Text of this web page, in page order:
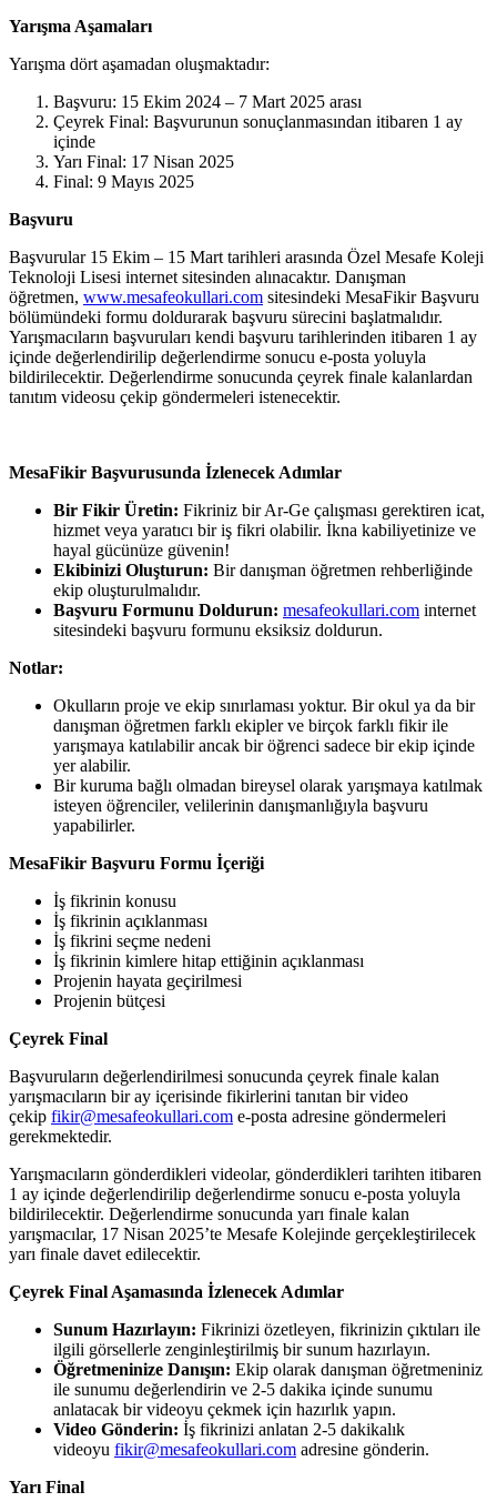
Yarışma Aşamaları
Yarışma dört aşamadan oluşmaktadır:
Başvuru: 15 Ekim 2024 – 7 Mart 2025 arası
Çeyrek Final: Başvurunun sonuçlanmasından itibaren 1 ay
içinde
Yarı Final: 17 Nisan 2025
Final: 9 Mayıs 2025
Başvuru
Başvurular 15 Ekim – 15 Mart tarihleri arasında Özel Mesafe Koleji
Teknoloji Lisesi internet sitesinden alınacaktır. Danışman
öğretmen, www.mesafeokullari.com sitesindeki MesaFikir Başvuru
bölümündeki formu doldurarak başvuru sürecini başlatmalıdır.
Yarışmacıların başvuruları kendi başvuru tarihlerinden itibaren 1 ay
içinde değerlendirilip değerlendirme sonucu e-posta yoluyla
bildirilecektir. Değerlendirme sonucunda çeyrek finale kalanlardan
tanıtım videosu çekip göndermeleri istenecektir.
MesaFikir Başvurusunda İzlenecek Adımlar
Bir Fikir Üretin: Fikriniz bir Ar-Ge çalışması gerektiren icat,
hizmet veya yaratıcı bir iş fikri olabilir. İkna kabiliyetinize ve
hayal gücünüze güvenin!
Ekibinizi Oluşturun: Bir danışman öğretmen rehberliğinde
ekip oluşturulmalıdır.
Başvuru Formunu Doldurun: mesafeokullari.com internet
sitesindeki başvuru formunu eksiksiz doldurun.
Notlar:
Okulların proje ve ekip sınırlaması yoktur. Bir okul ya da bir
danışman öğretmen farklı ekipler ve birçok farklı fikir ile
yarışmaya katılabilir ancak bir öğrenci sadece bir ekip içinde
yer alabilir.
Bir kuruma bağlı olmadan bireysel olarak yarışmaya katılmak
isteyen öğrenciler, velilerinin danışmanlığıyla başvuru
yapabilirler.
MesaFikir Başvuru Formu İçeriği
İş fikrinin konusu
İş fikrinin açıklanması
İş fikrini seçme nedeni
İş fikrinin kimlere hitap ettiğinin açıklanması
Projenin hayata geçirilmesi
Projenin bütçesi
Çeyrek Final
Başvuruların değerlendirilmesi sonucunda çeyrek finale kalan
yarışmacıların bir ay içerisinde fikirlerini tanıtan bir video
çekip fikir@mesafeokullari.com e-posta adresine göndermeleri
gerekmektedir.
Yarışmacıların gönderdikleri videolar, gönderdikleri tarihten itibaren
1 ay içinde değerlendirilip değerlendirme sonucu e-posta yoluyla
bildirilecektir. Değerlendirme sonucunda yarı finale kalan
yarışmacılar, 17 Nisan 2025’te Mesafe Kolejinde gerçekleştirilecek
yarı finale davet edilecektir.
Çeyrek Final Aşamasında İzlenecek Adımlar
Sunum Hazırlayın: Fikrinizi özetleyen, fikrinizin çıktıları ile
ilgili görsellerle zenginleştirilmiş bir sunum hazırlayın.
Öğretmeninize Danışın: Ekip olarak danışman öğretmeniniz
ile sunumu değerlendirin ve 2-5 dakika içinde sunumu
anlatacak bir videoyu çekmek için hazırlık yapın.
Video Gönderin: İş fikrinizi anlatan 2-5 dakikalık
videoyu fikir@mesafeokullari.com adresine gönderin.
Yarı Final